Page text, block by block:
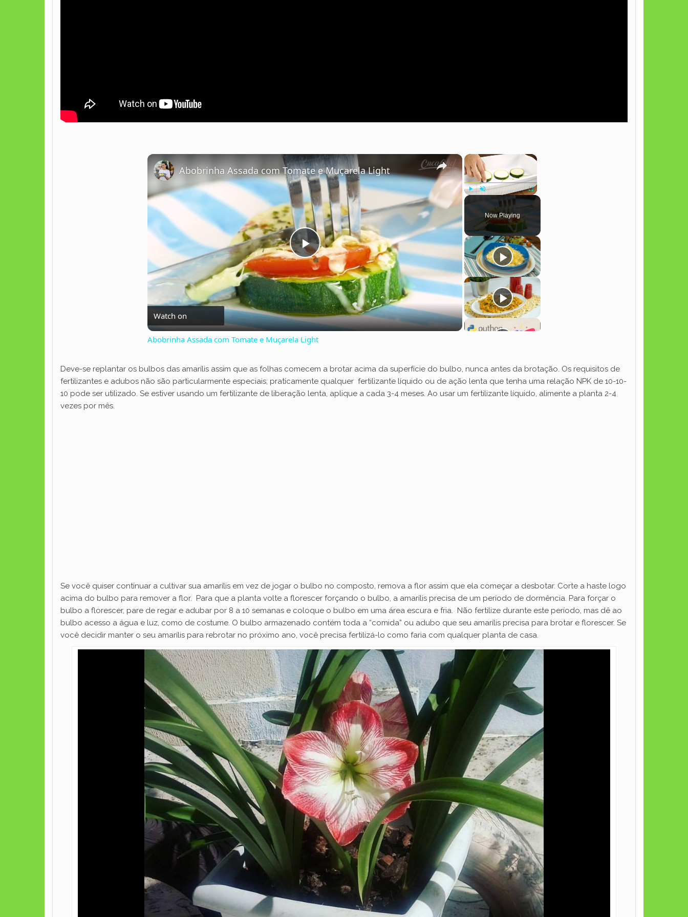
×
Fullscreen
Now Playing
×
P
l
a
y
V
Abobrinha Assada com Tomate e Muçarela Light
Watch on
Abobrinha Assada com Tomate e Muçarela Light
Deve-se replantar os bulbos das amarílis assim que as folhas comecem a brotar acima da superfície do bulbo, nunca antes da brotação. Os requisitos de
fertilizantes e adubos não são particularmente especiais; praticamente qualquer fertilizante líquido ou de ação lenta que tenha uma relação NPK de 10-10-
10 pode ser utilizado. Se estiver usando um fertilizante de liberação lenta, aplique a cada 3-4 meses. Ao usar um fertilizante líquido, alimente a planta 2-4
vezes por mês.
Se você quiser continuar a cultivar sua amarílis em vez de jogar o bulbo no composto, remova a flor assim que ela começar a desbotar. Corte a haste logo
acima do bulbo para remover a flor. Para que a planta volte a florescer forçando o bulbo, a amarílis precisa de um período de dormência. Para forçar o
bulbo a florescer, pare de regar e adubar por 8 a 10 semanas e coloque o bulbo em uma área escura e fria. Não fertilize durante este período, mas dê ao
bulbo acesso a água e luz, como de costume. O bulbo armazenado contém toda a “comida” ou adubo que seu amarílis precisa para brotar e florescer. Se
você decidir manter o seu amarílis para rebrotar no próximo ano, você precisa fertilizá-lo como faria com qualquer planta de casa.